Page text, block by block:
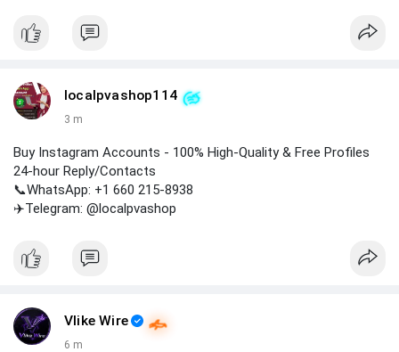
localpvashop114
3 m
Buy Instagram Accounts - 100% High-Quality & Free Profiles
24-hour Reply/Contacts
📞WhatsApp: +1 660 215-8938
✈️Telegram: @localpvashop
Vlike Wire
6 m